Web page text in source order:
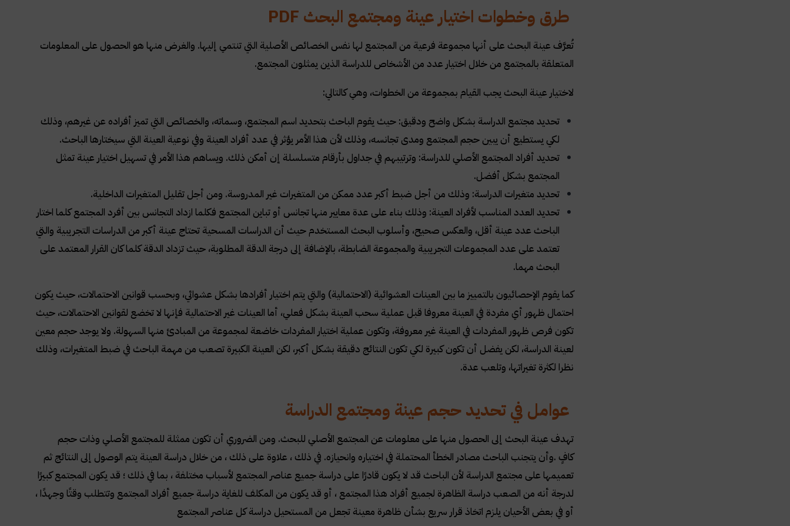
طرق وخطوات اختيار عينة ومجتمع البحث PDF
تُعرَّف عينة البحث على أنها مجموعة فرعية من المجتمع لها نفس الخصائص الأصلية التي تنتمي إليها. والغرض منها هو الحصول على المعلومات
المتعلقة بالمجتمع من خلال اختيار عدد من الأشخاص للدراسة الذين يمثلون المجتمع.
لاختيار عينة البحث يجب القيام بمجموعة من الخطوات، وهي كالتالي:
تحديد مجتمع الدراسة بشكل واضح ودقيق: حيث يقوم الباحث بتحديد اسم المجتمع، وسماته، والخصائص التي تميز أفراده عن غيرهم، وذلك
لكي يستطيع أن يبين حجم المجتمع ومدى تجانسه، وذلك لأن هذا الأمر يؤثر في عدد أفراد العينة وفي نوعية العينة التي سيختارها الباحث.
تحديد أفراد المجتمع الأصلي للدراسة: وترتيبهم في جداول بأرقام متسلسلة إن أمكن ذلك. ويساهم هذا الأمر في تسهيل اختيار عينة تمثل
المجتمع بشكل أفضل.
تحديد متغيرات الدراسة: وذلك من أجل ضبط أكبر عدد ممكن من المتغيرات غير المدروسة. ومن أجل تقليل المتغيرات الداخلية.
تحديد العدد المناسب لأفراد العينة: وذلك بناء على عدة معايير منها تجانس أو تباين المجتمع فكلما ازداد التجانس بين أفرد المجتمع كلما اختار
الباحث عدد عينة أقل، والعكس صحيح، وأسلوب البحث المستخدم حيث أن الدراسات المسحية تحتاج عينة أكبر من الدراسات التجريبية والتي
تعتمد على عدد المجموعات التجريبية والمجموعة الضابطة، بالإضافة إلى درجة الدقة المطلوبة، حيث تزداد الدقة كلما كان القرار المعتمد على
البحث مهما.
كما يقوم الإحصائيون بالتمييز ما بين العينات العشوائية (الاحتمالية) والتي يتم اختيار أفرادها بشكل عشوائي، وبحسب قوانين الاحتمالات، حيث يكون
احتمال ظهور أي مفردة في العينة معروفا قبل عملية سحب العينة بشكل فعلي، أما العينات غير الاحتمالية فإنها لا تخضع لقوانين الاحتمالات، حيث
تكون فرص ظهور المفردات في العينة غير معروفة، وتكون عملية اختيار المفردات خاضعة لمجموعة من المبادئ منها السهولة. ولا يوجد حجم معين
لعينة الدراسة، لكن يفضل أن تكون كبيرة لكي تكون النتائج دقيقة بشكل أكبر، لكن العينة الكبيرة تصعب من مهمة الباحث في ضبط المتغيرات، وذلك
نظرا لكثرة تغيراتها، وتلعب عدة.
عوامل في تحديد حجم عينة ومجتمع الدراسة
تهدف عينة البحث إلى الحصول منها على معلومات عن المجتمع الأصلي للبحث. ومن الضروري أن تكون ممثلة للمجتمع الأصلي وذات حجم
كافٍ .وأن يتجنب الباحث مصادر الخطأ المحتملة في اختياره وانحيازه. في ذلك ، علاوة على ذلك ، من خلال دراسة العينة يتم الوصول إلى النتائج ثم
تعميمها على مجتمع الدراسة لأن الباحث قد لا يكون قادرًا على دراسة جميع عناصر المجتمع لأسباب مختلفة ، بما في ذلك ؛ قد يكون المجتمع كبيرًا
لدرجة أنه من الصعب دراسة الظاهرة لجميع أفراد هذا المجتمع ، أو قد يكون من المكلف للغاية دراسة جميع أفراد المجتمع وتتطلب وقتًا وجهدًا ،
أو في بعض الأحيان يلزم اتخاذ قرار سريع بشأن ظاهرة معينة تجعل من المستحيل دراسة كل عناصر المجتمع